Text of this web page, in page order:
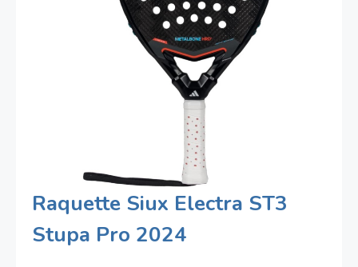
Raquette Siux Electra ST3
Stupa Pro 2024